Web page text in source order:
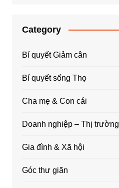
Category
Bí quyết Giảm cân
Bí quyết sống Thọ
Cha mẹ & Con cái
Doanh nghiệp – Thị trường
Gia đình & Xã hội
Góc thư giãn